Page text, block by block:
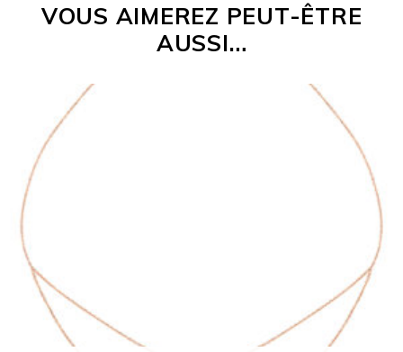
VOUS AIMEREZ PEUT-ÊTRE
AUSSI…